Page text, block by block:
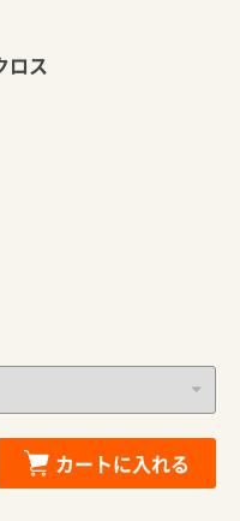
ロス
カートに入れる
ける